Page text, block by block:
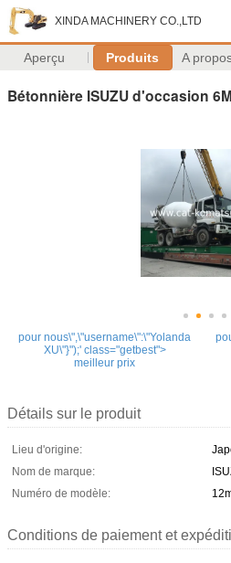
XINDA MACHINERY CO.,LTD
Aperçu Produits A
Bétonnière ISUZU d'occasion
pour nous\",\"username\":\"Yolanda
XU\"}");' class="getbest">
meilleur prix
Détails sur le produit
Lieu d'origine:
Nom de marque:
Numéro de modèle:
Conditions de paiement et